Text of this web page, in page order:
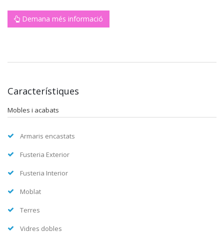
Demana més informació
Característiques
Mobles i acabats
Armaris encastats
Fusteria Exterior
Fusteria Interior
Moblat
Terres
Vidres dobles